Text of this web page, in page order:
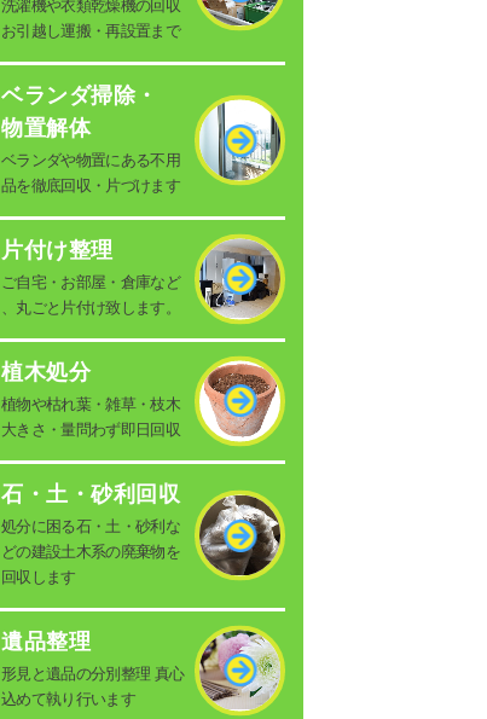
洗濯機や衣類乾燥機の回収
お引越し運搬・再設置まで
ベランダ掃除・
物置解体
ベランダや物置にある不用
品を徹底回収・片づけます
片付け整理
ご自宅・お部屋・倉庫など
、丸ごと片付け致します。
植木処分
植物や枯れ葉・雑草・枝木
大きさ・量問わず即日回収
石・土・砂利回収
処分に困る石・土・砂利な
どの建設土木系の廃棄物を
回収します
遺品整理
形見と遺品の分別整理 真心
込めて執り行います